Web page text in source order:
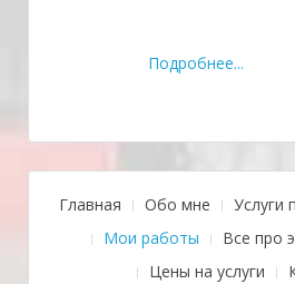
Подробнее...
Главная Обо мне
Услуги
Мои работы
Все про
Цены на услуги